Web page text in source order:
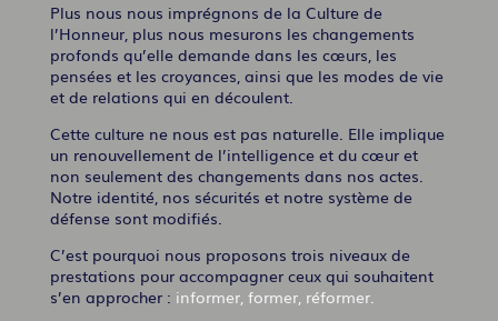
Plus nous nous imprégnons de la Culture de
l’Honneur, plus nous mesurons les changements
profonds qu’elle demande dans les cœurs, les
pensées et les croyances, ainsi que les modes de vie
et de relations qui en découlent.
Cette culture ne nous est pas naturelle. Elle implique
un renouvellement de l’intelligence et du cœur et
non seulement des changements dans nos actes.
Notre identité, nos sécurités et notre système de
défense sont modifiés.
C’est pourquoi nous proposons trois niveaux de
prestations pour accompagner ceux qui souhaitent
s’en approcher : informer, former, réformer.